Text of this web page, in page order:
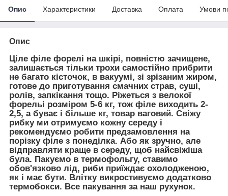
Опис Характеристики Доставка Оплата Умови
Опис
Ціле філе форелі на шкірі, повністю зачищене,
залишається тільки трохи самостійно прибрити
не багато кісточок, в вакуумі, зі зрізаним жиром,
готове до приготування смачних страв, суші,
ролів, запкікання тощо. Ріжеться з велокої
форельі розміром 5-6 кг, тож філе виходить 2-
2,5, а буває і більше кг, товар ваговий. Свіжу
рибку ми отримуємо кожну середу і
рекомендуємо робити предзамовлення на
порізку філе з понеділка. Або як зручно, але
відправляти краще в середу, щоб найсвіжіша
була. Пакуємо в термофольгу, ставимо
обов'язково лід, риби приїждає охолодженою,
як і має бути. Влітку викростивуємо додатково
термобокси. Все пакування за наш рухунок.